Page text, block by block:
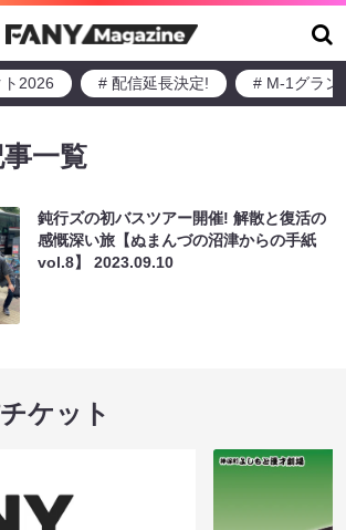
2026 # 配信延長決定! # M-1グラン
一覧
鈍行ズの初バスツアー開催! 解散と復活の
感慨深い旅【ぬまんづの沼津からの手紙
vol.8】2023.09.10
ケット